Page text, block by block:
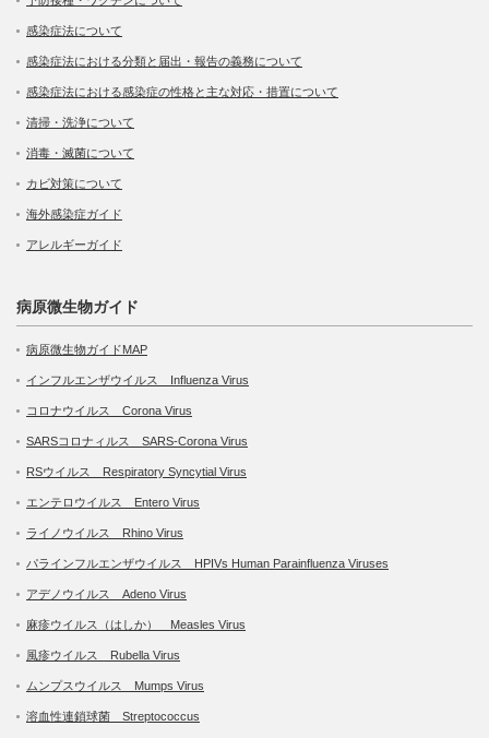
感染症法について
感染症法における分類と届出・報告の義務について
感染症法における感染症の性格と主な対応・措置について
清掃・洗浄について
消毒・滅菌について
カビ対策について
海外感染症ガイド
アレルギーガイド
病原微生物ガイド
病原微生物ガイドMAP
インフルエンザウイルス Influenza Virus
コロナウイルス Corona Virus
SARSコロナィルス SARS-Corona Virus
RSウイルス Respiratory Syncytial Virus
エンテロウイルス Entero Virus
ライノウイルス Rhino Virus
パラインフルエンザウイルス HPIVs Human Parainfluenza Viruses
アデノウイルス Adeno Virus
麻疹ウイルス（はしか） Measles Virus
風疹ウイルス Rubella Virus
ムンプスウイルス Mumps Virus
溶血性連鎖球菌 Streptococcus